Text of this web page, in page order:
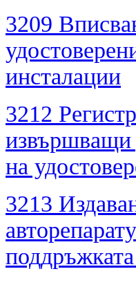
3209
инсталации
3212
извършващи
на
3213